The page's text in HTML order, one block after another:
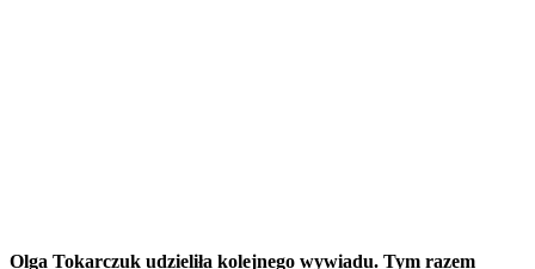
Olga Tokarczuk udzieliła kolejnego wywiadu. Tym razem